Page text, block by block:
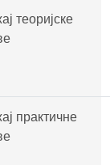
теоријске
практичне